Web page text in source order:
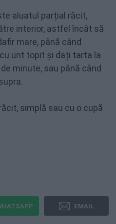
aluatul parțial răcit,
interior, astfel încât să
mare, până când
unt topit și dați tarta la
minute, sau până când
simplă sau cu o cupă
EMAIL